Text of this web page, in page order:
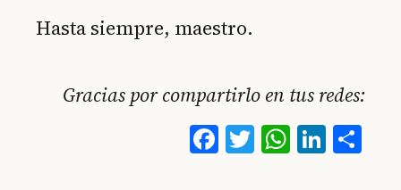
Hasta siempre, maestro.
Gracias por compartirlo en tus redes:
Facebook
Twitter